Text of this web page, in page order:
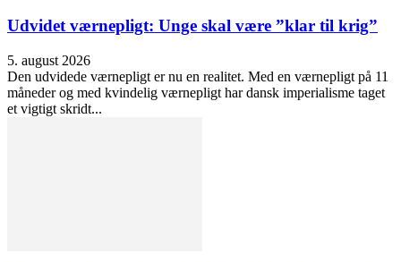
Udvidet værnepligt: Unge skal være ”klar til krig”
5. august 2026
Den udvidede værnepligt er nu en realitet. Med en værnepligt på 11
måneder og med kvindelig værnepligt har dansk imperialisme taget
et vigtigt skridt...